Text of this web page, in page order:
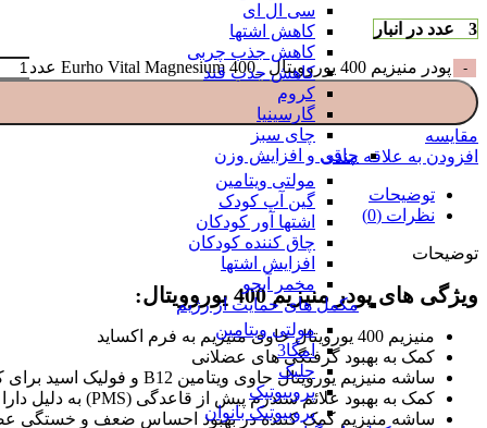
سی ال ای
کاهش اشتها
کاهش جذب چربی
کاهش جذب قند
کروم
گارسینیا
چای سبز
چاقی و افزایش وزن
مولتی ویتامین
گین آپ کودک
اشتها آور کودکان
چاق کننده کودکان
افزایش اشتها
مخمر آبجو
مکمل های حمایت از رژیم
مولتی ویتامین
امگا3
جلبک
پروبیوتیک
پروبیوتیک بانوان
3 عدد در انبار
پودر منیزیم 400 یوروویتال _Eurho Vital Magnesium 400 عدد
مقایسه
افزودن به علاقه مندی
توضیحات
نظرات (0)
توضیحات
ویژگی های پودر منیزیم 400 یوروویتال:
منیزیم 400 یورویتال حاوی منیزیم به فرم اکساید
کمک به بهبود گرفتگی های عضلانی
ساشه منیزیم یورویتال حاوی ویتامین B12 و فولیک اسید برای کمک به حفظ سلامت سیستم عصبی
کمک به بهبود علائم سندرم پیش از قاعدگی (PMS) به دلیل دارا بودن ویتامین B6
ساشه منیزیم کمک کننده در بهبود احساس ضعف و خستگی